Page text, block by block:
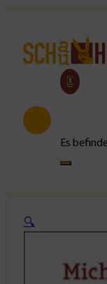
0
Es
🔍